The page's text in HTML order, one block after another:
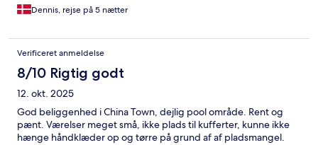
Dennis, rejse på 5 nætter
Verificeret anmeldelse
8/10 Rigtig godt
12. okt. 2025
God beliggenhed i China Town, dejlig pool område. Rent og
pænt. Værelser meget små, ikke plads til kufferter, kunne ikke
hænge håndklæder op og tørre på grund af af pladsmangel.